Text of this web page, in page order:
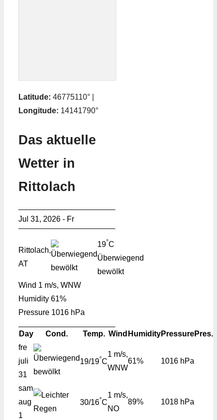
Latitude: 46775110° |
Longitude: 14141790°
Das aktuelle
Wetter in
Rittolach
Jul 31, 2026 - Fr
Rittolach,
AT
19°C
Überwiegend
bewölkt
Wind 1 m/s, WNW
Humidity 61%
Pressure 1016 hPa
Day Cond. Temp. Wind HumidityPressurePres.
fre
juli
31
19/19°C
1 m/s,
WNW
61% 1016 hPa
sam
aug
1
30/16°C
1 m/s,
NO
89% 1018 hPa